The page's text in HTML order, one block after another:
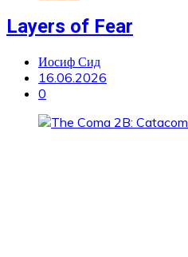
Layers of Fear
Иосиф Сид
16.06.2026
0